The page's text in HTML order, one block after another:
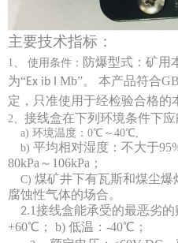
主要技术指标：
1 、 使用条件： 防爆型式：矿用
为“Ex ib Mb”。 本产品符合
定，只准使用于经检验合格的
2、 接线盒在下列环境条件下应
a) 环境温度：0℃～40℃,
b) 平均相对湿度：不大于
80kPa ～106kPa；
C) 煤矿井下有瓦斯和煤尘
腐蚀性气体的场合。
2.1接线盒能承受的最恶劣的
+60℃；
b) 低温：-40℃；